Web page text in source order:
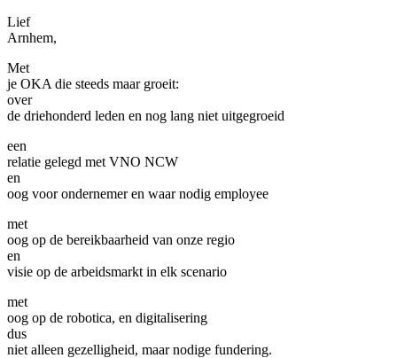
Lief
Arnhem,
Met
je OKA die steeds maar groeit:
over
de driehonderd leden en nog lang niet uitgegroeid
een
relatie gelegd met VNO NCW
en
oog voor ondernemer en waar nodig employee
met
oog op de bereikbaarheid van onze regio
en
visie op de arbeidsmarkt in elk scenario
met
oog op de robotica, en digitalisering
dus
niet alleen gezelligheid, maar nodige fundering.